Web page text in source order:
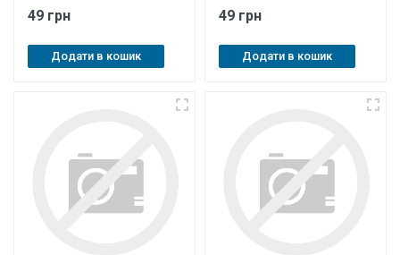
49 грн
Додати в кошик
49 грн
Додати в кошик